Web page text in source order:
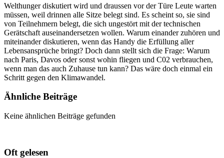
Welthunger diskutiert wird und draussen vor der Türe Leute warten
müssen, weil drinnen alle Sitze belegt sind. Es scheint so, sie sind
von Teilnehmern belegt, die sich ungestört mit der technischen
Gerätschaft auseinandersetzen wollen. Warum einander zuhören und
miteinander diskutieren, wenn das Handy die Erfüllung aller
Lebensansprüche bringt? Doch dann stellt sich die Frage: Warum
nach Paris, Davos oder sonst wohin fliegen und C02 verbrauchen,
wenn man das auch Zuhause tun kann? Das wäre doch einmal ein
Schritt gegen den Klimawandel.
Ähnliche Beiträge
Keine ähnlichen Beiträge gefunden
Oft gelesen